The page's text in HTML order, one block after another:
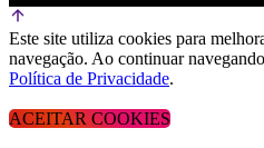
Este site utiliza cookies para
navegação. Ao continuar
Política de Privacidade.
ACEITAR COOKIES